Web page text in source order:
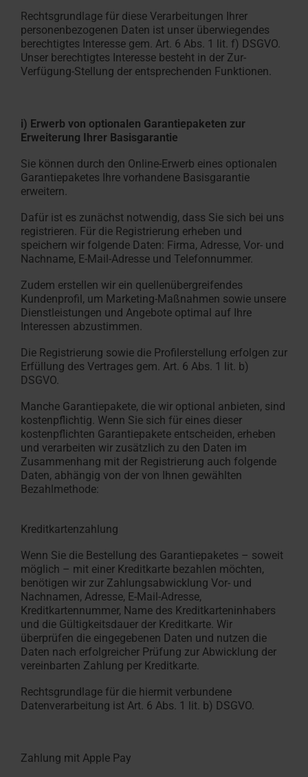
Rechtsgrundlage für diese Verarbeitungen Ihrer
personenbezogenen Daten ist unser überwiegendes
berechtigtes Interesse gem. Art. 6 Abs. 1 lit. f) DSGVO.
Unser berechtigtes Interesse besteht in der Zur-
Verfügung-Stellung der entsprechenden Funktionen.
i) Erwerb von optionalen Garantiepaketen zur
Erweiterung Ihrer Basisgarantie
Sie können durch den Online-Erwerb eines optionalen
Garantiepaketes Ihre vorhandene Basisgarantie
erweitern.
Dafür ist es zunächst notwendig, dass Sie sich bei uns
registrieren. Für die Registrierung erheben und
speichern wir folgende Daten: Firma, Adresse, Vor- und
Nachname, E-Mail-Adresse und Telefonnummer.
Zudem erstellen wir ein quellenübergreifendes
Kundenprofil, um Marketing-Maßnahmen sowie unsere
Dienstleistungen und Angebote optimal auf Ihre
Interessen abzustimmen.
Die Registrierung sowie die Profilerstellung erfolgen zur
Erfüllung des Vertrages gem. Art. 6 Abs. 1 lit. b)
DSGVO.
Manche Garantiepakete, die wir optional anbieten, sind
kostenpflichtig. Wenn Sie sich für eines dieser
kostenpflichten Garantiepakete entscheiden, erheben
und verarbeiten wir zusätzlich zu den Daten im
Zusammenhang mit der Registrierung auch folgende
Daten, abhängig von der von Ihnen gewählten
Bezahlmethode:
Kreditkartenzahlung
Wenn Sie die Bestellung des Garantiepaketes – soweit
möglich – mit einer Kreditkarte bezahlen möchten,
benötigen wir zur Zahlungsabwicklung Vor- und
Nachnamen, Adresse, E-Mail-Adresse,
Kreditkartennummer, Name des Kreditkarteninhabers
und die Gültigkeitsdauer der Kreditkarte. Wir
überprüfen die eingegebenen Daten und nutzen die
Daten nach erfolgreicher Prüfung zur Abwicklung der
vereinbarten Zahlung per Kreditkarte.
Rechtsgrundlage für die hiermit verbundene
Datenverarbeitung ist Art. 6 Abs. 1 lit. b) DSGVO.
Zahlung mit Apple Pay